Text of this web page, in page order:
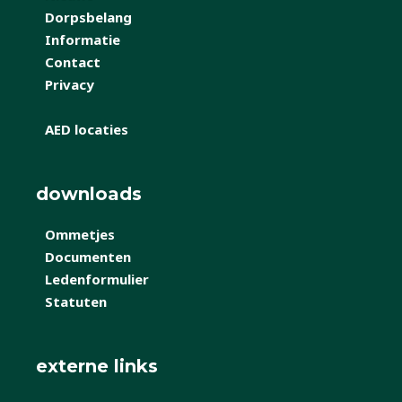
Dorpsbelang
Informatie
Contact
Privacy
AED locaties
downloads
Ommetjes
Documenten
Ledenformulier
Statuten
externe links